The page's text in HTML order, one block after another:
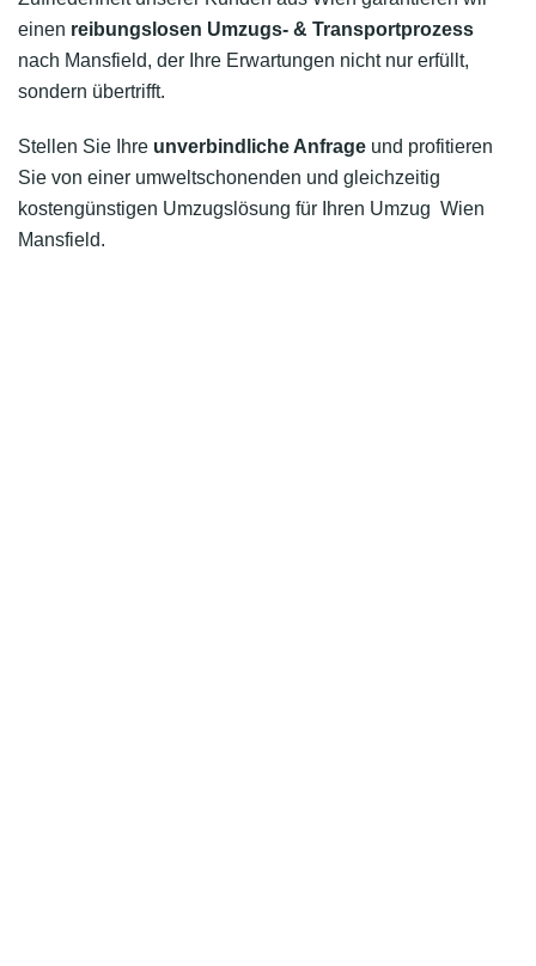
einen reibungslosen Umzugs- & Transportprozess
nach Mansfield, der Ihre Erwartungen nicht nur erfüllt,
sondern übertrifft.
Stellen Sie Ihre unverbindliche Anfrage und profitieren
Sie von einer umweltschonenden und gleichzeitig
kostengünstigen Umzugslösung für Ihren Umzug Wien
Mansfield.